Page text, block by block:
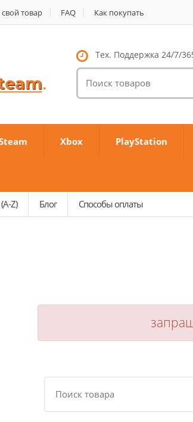
товар FAQ Как покупать
Тех. Поддержка 24/7/
Поиск
товаров:
Xbox PlayStation
Z) Блог Способы оплаты